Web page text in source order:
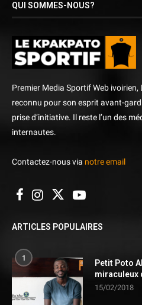
QUI SOMMES-NOUS?
Premier Media Sportif Web ivoirien,
reconnu pour son esprit avant-
prise d’initiative. Il reste l’un des
internautes.
Contactez-nous via notre email
ARTICLES POPULAIRES
1
Petit Poto
miraculeux
15/02/2018